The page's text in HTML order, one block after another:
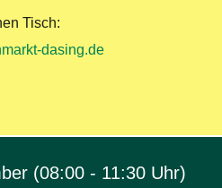
Tisch:
dasing.de
(08:00 - 11:30 Uhr)